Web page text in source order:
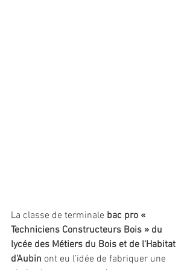
La classe de terminale bac pro «
Techniciens Constructeurs Bois » du
lycée des Métiers du Bois et de l'Habitat
d'Aubin ont eu l’idée de fabriquer une